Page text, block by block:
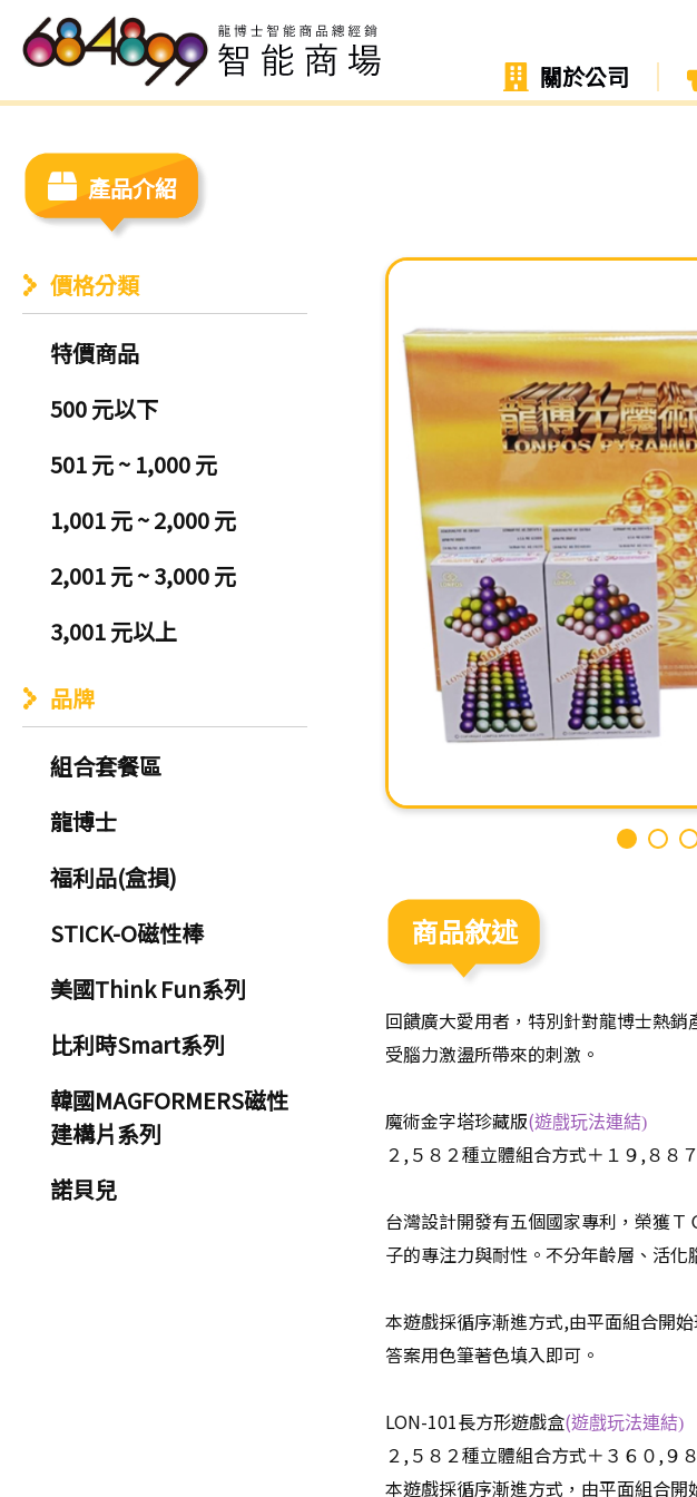
關於公司
產品介紹
價格分類
特價商品
500 元以下
501 元 ~ 1,000 元
1,001 元 ~ 2,000 元
2,001 元 ~ 3,000 元
3,001 元以上
品牌
組合套餐區
龍博士
福利品(盒損)
STICK-O磁性棒
美國Think Fun系列
比利時Smart系列
韓國MAGFORMERS磁性
建構片系列
諾貝兒
商品敘述
回饋廣大愛用者，特別針對龍博士熱
受腦力激盪所帶來的刺激。
魔術金字塔珍藏版(遊戲玩法連結)
２,５８２種立體組合方式＋１９,８８
台灣設計開發有五個國家專利，榮獲
子的專注力與耐性。不分年齡層、活
本遊戲採循序漸進方式,由平面組合開
答案用色筆著色填入即可。
LON-101長方形遊戲盒(遊戲玩法連結)
２,５８２種立體組合方式＋３６０,９
本遊戲採循序漸進方式，由平面組合